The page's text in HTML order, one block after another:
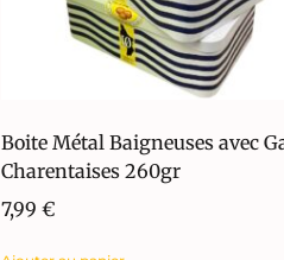
Boite Métal Baigneuses avec
Charentaises 260gr
7,99 €